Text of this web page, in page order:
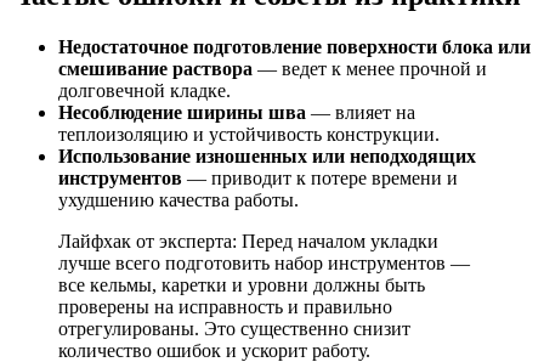
Недостаточное подготовление поверхности блока или
смешивание раствора — ведет к менее прочной и
долговечной кладке.
Несоблюдение ширины шва — влияет на
теплоизоляцию и устойчивость конструкции.
Использование изношенных или неподходящих
инструментов — приводит к потере времени и
ухудшению качества работы.
Лайфхак от эксперта: Перед началом укладки
лучше всего подготовить набор инструментов —
все кельмы, каретки и уровни должны быть
проверены на исправность и правильно
отрегулированы. Это существенно снизит
количество ошибок и ускорит работу.